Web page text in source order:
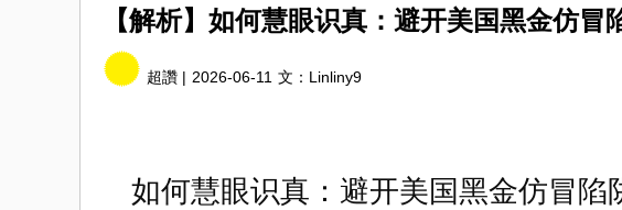
【解析】如何慧眼识真：避开美国黑金仿冒
超讚 | 2026-06-11 文： Linliny9
如何慧眼识真：避开美国黑金仿冒陷